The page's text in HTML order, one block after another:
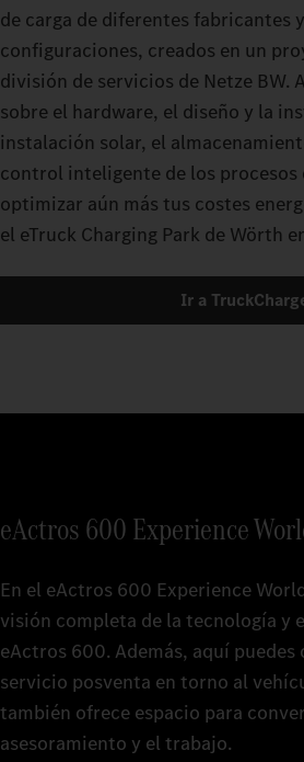
de carga de diferentes fabricantes y
configuraciones, creados en un
división de servicios de Netze BW.
sobre el hardware, el diseño y la
instalación solar, el
control inteligente de los procesos
optimizar aún más tus costes
el eTruck Charging Park de Wörth
Ir a
eActros 600 Experience
En el eActros 600 Experience
visión completa de la tecnología y
eActros 600. Además, aquí
servicio posventa en torno al
también ofrece espacio para
asesoramiento y el trabajo.